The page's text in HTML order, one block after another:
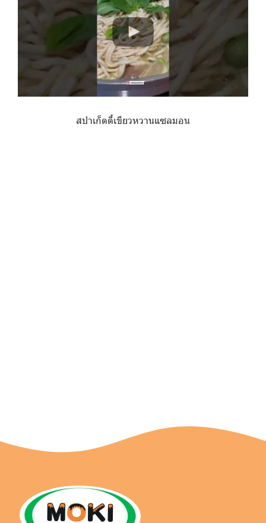
สปาเก็ตตี้เขียวหวานแซลมอน